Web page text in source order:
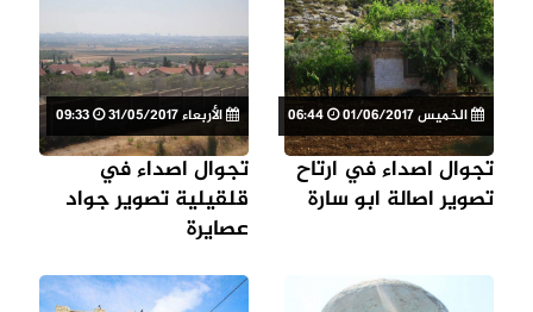
الخميس 01/06/2017
تجوال اصداء في ارتاح
تصوير اصالة ابو سارة
الأربعاء 31/05/2017
تجوال اصداء في
قلقيلية تصوير جواد
عصايرة